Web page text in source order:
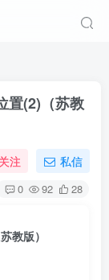
置(2)（苏教
关注 私信
0 92 28
教版）